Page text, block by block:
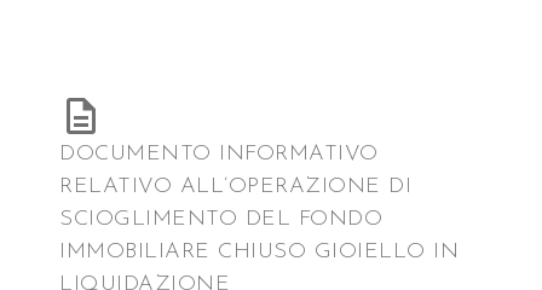
DOCUMENTO INFORMATIVO
RELATIVO ALL’OPERAZIONE DI
SCIOGLIMENTO DEL FONDO
IMMOBILIARE CHIUSO GIOIELLO IN
LIQUIDAZIONE